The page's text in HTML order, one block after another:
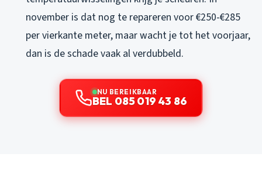
november is dat nog te repareren voor €250-€285
per vierkante meter, maar wacht je tot het voorjaar,
dan is de schade vaak al verdubbeld.
NU BEREIKBAAR
BEL 085 019 43 86